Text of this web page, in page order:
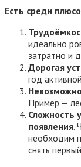
Есть среди
идеально
затратно и
Дорогая
год
Пример —
Сложность
появления.
необходим
снять